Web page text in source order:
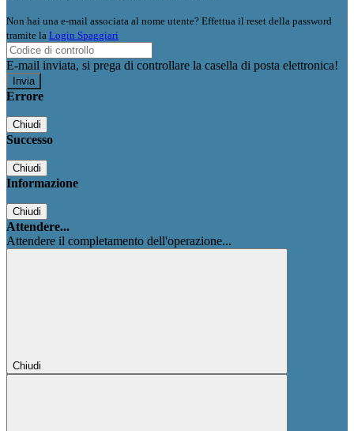
Non hai una e-mail associata al nome utente? Effettua il reset della password
tramite la Login Spaggiari
E-mail inviata, si prega di controllare la casella di posta elettronica!
Errore
Chiudi
Successo
Chiudi
Informazione
Chiudi
Attendere...
Attendere il completamento dell'operazione...
Chiudi